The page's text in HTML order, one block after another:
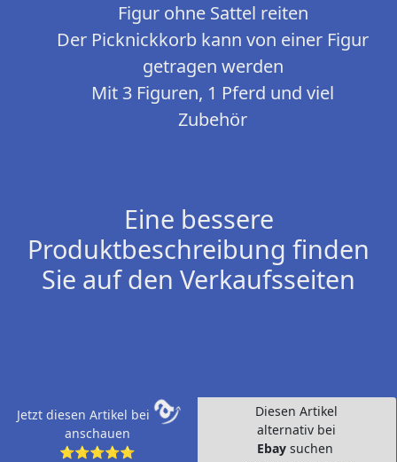
Figur ohne Sattel reiten
Der Picknickkorb kann von einer Figur
getragen werden
Mit 3 Figuren, 1 Pferd und viel
Zubehör
Eine bessere
Produktbeschreibung finden
Sie auf den Verkaufsseiten
Jetzt diesen Artikel bei
anschauen
⭐⭐⭐⭐⭐
Diesen Artikel
alternativ bei
Ebay suchen